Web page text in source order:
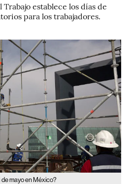
Trabajo establece los días de
para los trabajadores.
de mayo en México?